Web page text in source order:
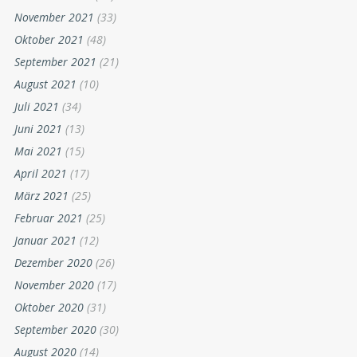
November 2021 (33)
Oktober 2021 (48)
September 2021 (21)
August 2021 (10)
Juli 2021 (34)
Juni 2021 (13)
Mai 2021 (15)
April 2021 (17)
März 2021 (25)
Februar 2021 (25)
Januar 2021 (12)
Dezember 2020 (26)
November 2020 (17)
Oktober 2020 (31)
September 2020 (30)
August 2020 (14)